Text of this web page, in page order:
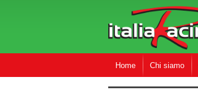
Home Chi siamo